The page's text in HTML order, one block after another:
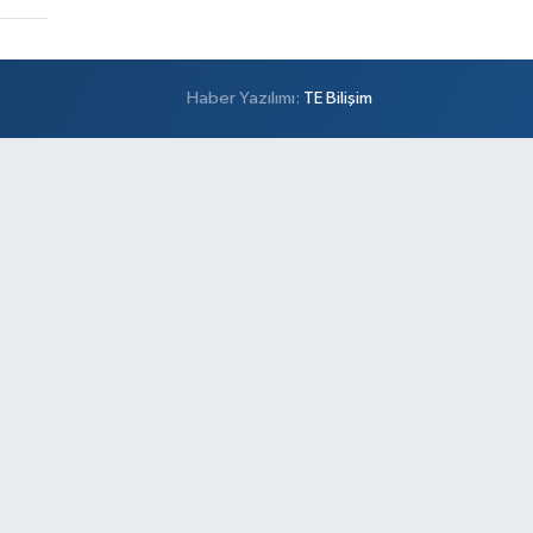
Haber Yazılımı: TE Bilişim